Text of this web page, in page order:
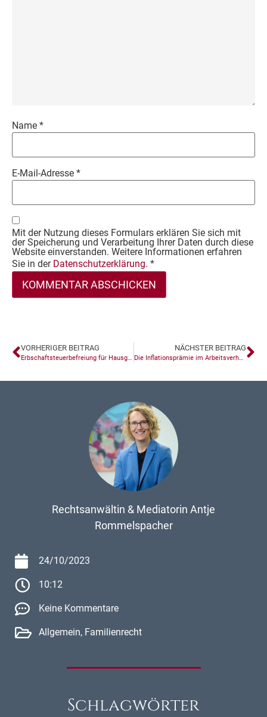
Name *
E-Mail-Adresse *
Mit der Nutzung dieses Formulars erklären Sie sich mit
der Speicherung und Verarbeitung Ihrer Daten durch diese
Website einverstanden. Weitere Informationen erfahren
Sie in der Datenschutzerklärung. *
VORHERIGER BEITRAG
Erbschaftsteuerbefreiung für Hausgrundstück/Familienheim
NÄCHSTER BEITRAG
Die Inflationsprämie im Arbeitsverhältnis
Rechtsanwältin & Mediatorin Antje
Rommelspacher
24/10/2023
10:12
Keine Kommentare
Allgemein, Familienrecht
Schlagwörter